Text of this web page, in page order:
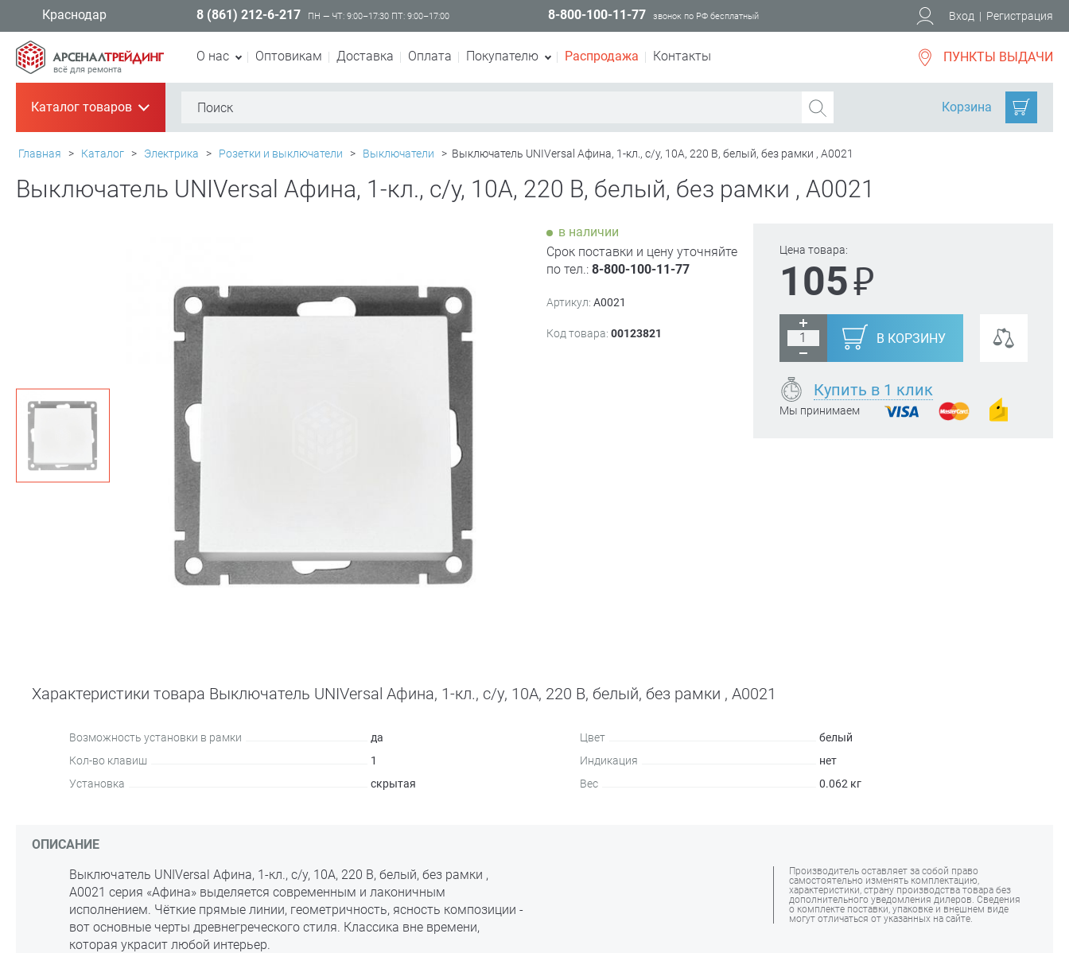
Краснодар 8 (861) 212-6-217 ПН — ЧТ: 9:00–17:30 ПТ: 9:00–17:00 8-800-100-11-77 звонок по РФ бесплатный Вход | Регистрация
всё для ремонта
О нас Оптовикам Доставка Оплата Покупателю Распродажа Контакты ПУНКТЫ ВЫДАЧИ
Каталог товаров+ Корзина
Главная > Каталог > Электрика > Розетки и выключатели > Выключатели > Выключатель UNIVersal Афина, 1-кл., с/у, 10А, 220 В, белый, без рамки , A0021
Выключатель UNIVersal Афина, 1-кл., с/у, 10А, 220 В, белый, без рамки , A0021
Цена товара:
105₽
В КОРЗИНУ
Купить в 1 клик
Мы принимаем
в наличии
Срок поставки и цену уточняйте
по тел.:8-800-100-11-77
Артикул: A0021
Код товара: 00123821
Характеристики товара Выключатель UNIVersal Афина, 1-кл., с/у, 10А, 220 В, белый, без рамки , A0021
Возможность установки в рамки
да
Кол-во клавиш
1
Установка
скрытая
Цвет
белый
Индикация
нет
Вес
0.062 кг
ОПИСАНИЕ
Выключатель UNIVersal Афина, 1-кл., с/у, 10А, 220 В, белый, без рамки ,
A0021 серия «Афина» выделяется современным и лаконичным
исполнением. Чёткие прямые линии, геометричность, ясность композиции -
вот основные черты древнегреческого стиля. Классика вне времени,
которая украсит любой интерьер.
Производитель оставляет за собой право
самостоятельно изменять комплектацию,
характеристики, страну производства товара без
дополнительного уведомления дилеров. Сведения
о комплекте поставки, упаковке и внешнем виде
могут отличаться от указанных на сайте.